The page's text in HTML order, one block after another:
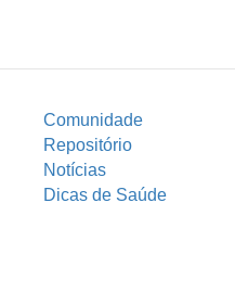
Comunidade
Repositório
Notícias
Dicas de Saúde